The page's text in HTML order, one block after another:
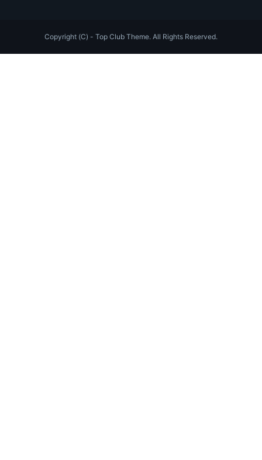
Copyright (C) - Top Club Theme. All Rights Reserved.